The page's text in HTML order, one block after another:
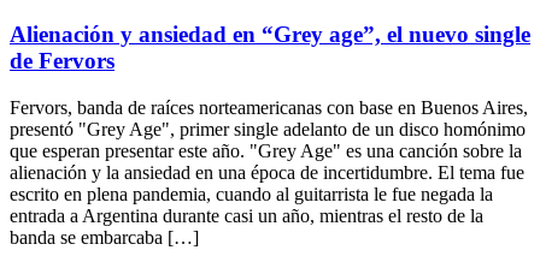
Alienación y ansiedad en “Grey age”, el nuevo single
de Fervors
Fervors, banda de raíces norteamericanas con base en Buenos Aires,
presentó "Grey Age", primer single adelanto de un disco homónimo
que esperan presentar este año. "Grey Age" es una canción sobre la
alienación y la ansiedad en una época de incertidumbre. El tema fue
escrito en plena pandemia, cuando al guitarrista le fue negada la
entrada a Argentina durante casi un año, mientras el resto de la
banda se embarcaba […]